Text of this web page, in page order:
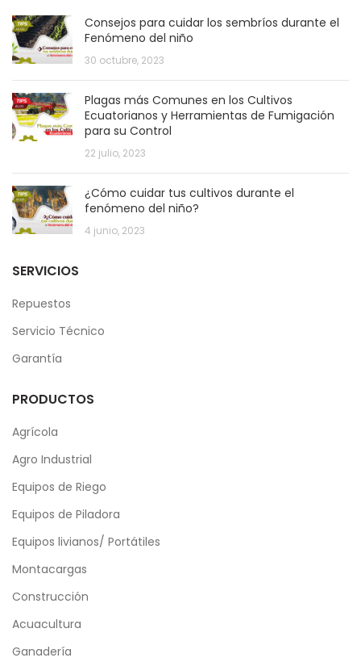
Consejos para cuidar los sembríos durante el
Fenómeno del niño
30 octubre, 2023
Plagas más Comunes en los Cultivos
Ecuatorianos y Herramientas de Fumigación
para su Control
22 julio, 2023
¿Cómo cuidar tus cultivos durante el
fenómeno del niño?
4 junio, 2023
SERVICIOS
Repuestos
Servicio Técnico
Garantía
PRODUCTOS
Agrícola
Agro Industrial
Equipos de Riego
Equipos de Piladora
Equipos livianos/ Portátiles
Montacargas
Construcción
Acuacultura
Ganadería